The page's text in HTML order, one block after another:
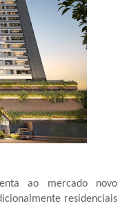
ao mercado novo
residenciais